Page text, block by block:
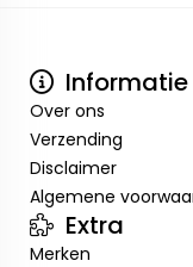
Informatie
Over ons
Verzending
Disclaimer
Algemene
Extra
Merken